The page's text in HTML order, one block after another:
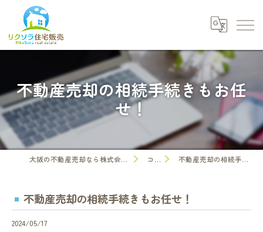
不動産売却の相続手続きもお任
せ！
大阪の不動産売却なら株式会社リクソラ住宅販売 コラム 不動産売却の相続手続きもお任せ！
不動産売却の相続手続きもお任せ！
2024/05/17